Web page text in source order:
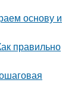
основу и
правильно